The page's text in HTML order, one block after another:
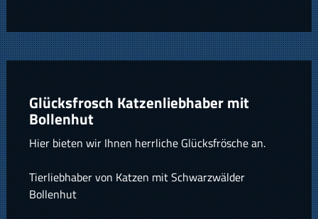
Glücksfrosch Katzenliebhaber mit
Bollenhut
Hier bieten wir Ihnen herrliche Glücksfrösche an.
Tierliebhaber von Katzen mit Schwarzwälder
Bollenhut